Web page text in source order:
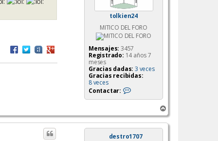
tolkien24
MITICO DEL FORO
Mensajes: 3457
Registrado: 14 años 7
meses
Gracias dadas: 3 veces
Gracias recibidas:
8 veces
Contactar:
n
a
c
t
a
r
r
destro1707